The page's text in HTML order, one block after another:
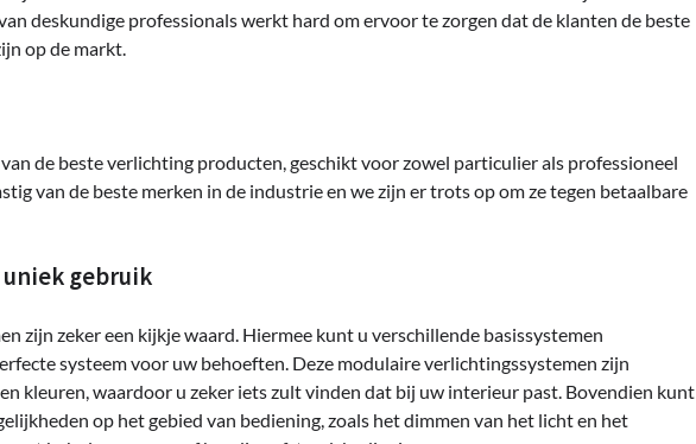
deskundige professionals werkt hard om ervoor te zorgen dat de klanten de beste
op de markt.
de beste verlichting producten, geschikt voor zowel particulier als professioneel
van de beste merken in de industrie en we zijn er trots op om ze tegen betaalbare
gebruik
zijn zeker een kijkje waard. Hiermee kunt u verschillende basissystemen
systeem voor uw behoeften. Deze modulaire verlichtingssystemen zijn
kleuren, waardoor u zeker iets zult vinden dat bij uw interieur past. Bovendien kunt
op het gebied van bediening, zoals het dimmen van het licht en het